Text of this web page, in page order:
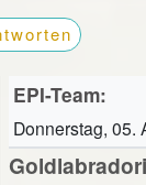
EPI-Team:
Donnerstag, 05.